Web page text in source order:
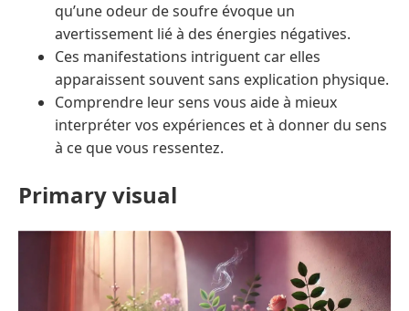
qu’une odeur de soufre évoque un
avertissement lié à des énergies négatives.
Ces manifestations intriguent car elles
apparaissent souvent sans explication physique.
Comprendre leur sens vous aide à mieux
interpréter vos expériences et à donner du sens
à ce que vous ressentez.
Primary visual